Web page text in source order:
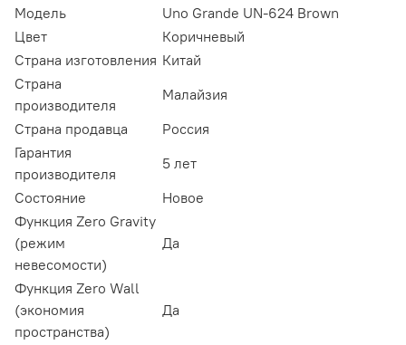
Модель
Uno Grande UN-624 Brown
Цвет
Коричневый
Страна изготовления Китай
Страна
производителя
Малайзия
Страна продавца
Россия
Гарантия
производителя
5 лет
Состояние
Новое
Функция Zero Gravity
(режим
невесомости)
Да
Функция Zero Wall
(экономия
пространства)
Да